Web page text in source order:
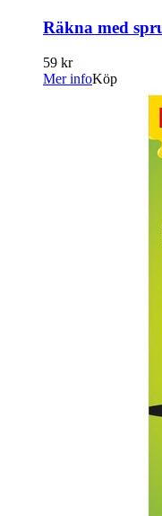
Räkna med
59 kr
Mer infoKöp